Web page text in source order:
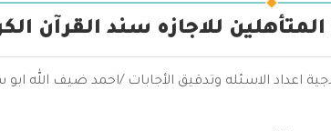
للاجازه سند القرآن
اعداد الاسئله وتدقيق الأجابات /احمد ضيف الله